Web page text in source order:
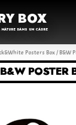
BOX
DANS UN CADRE
Posters Box/ B&W
B&W POSTER